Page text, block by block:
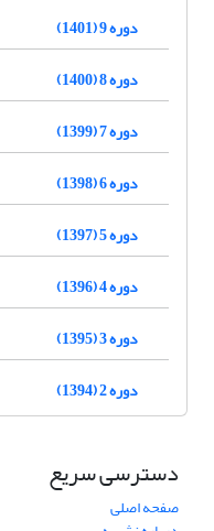
دوره 9 (1401)
دوره 8 (1400)
دوره 7 (1399)
دوره 6 (1398)
دوره 5 (1397)
دوره 4 (1396)
دوره 3 (1395)
دوره 2 (1394)
دسترسی سریع
صفحه اصلی